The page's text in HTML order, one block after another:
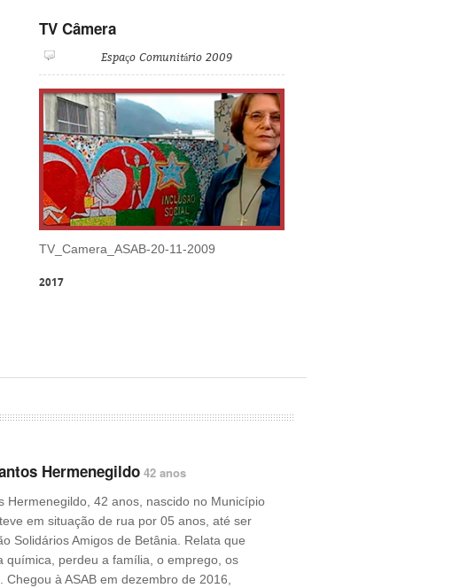
TV Câmera
Espaço Comunitário 2009
TV_Camera_ASAB-20-11-2009
2017
Hermenegildo42 anos
Hermenegildo, 42 anos, nascido no Município
em situação de rua por 05 anos, até ser
Solidários Amigos de Betânia. Relata que
química, perdeu a família, o emprego, os
Chegou à ASAB em dezembro de 2016,